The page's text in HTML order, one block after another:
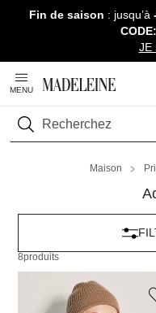
Passer la navigation,
Fin de saison : jusqu’à
JE
MENU
Rechercher
Maison
8produits